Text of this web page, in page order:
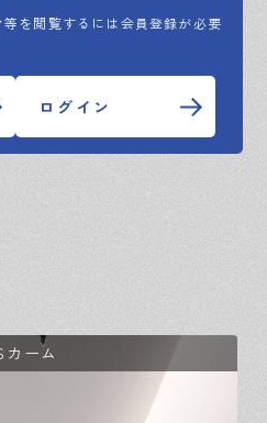
を閲覧するには会員登録が必要
ログイン
カーム